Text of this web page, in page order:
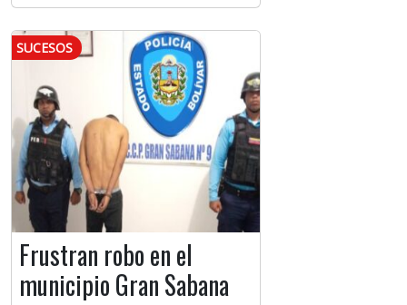
SUCESOS
Frustran robo en el
municipio Gran Sabana